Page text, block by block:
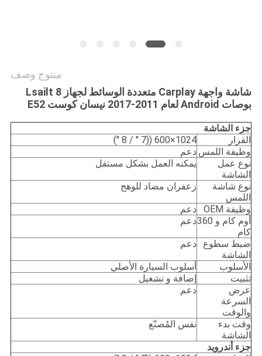
منتوج وصف
شاشة واجهة Carplay متعددة الوسائط لجهاز Lsailt 8
بوصات Android لعام 2011-2017 نيسان كوست E52
جزء الشاشة
القرار
1024×600 ((7 ′′ / 8 ′′)
وظيفة اللمس دعم
نوع عمل
الشاشة
يمكنه العمل بشكل مستقل
نوع شاشة
اللمس
زعفران مضاد للوهج
وظيفة OEM
دعم
أوم كام و 360
كام
دعم
ضبط سطوع
الشاشة
دعم
الأسلوب
أسلوب السيارة الأصلي
تثبيت
إضافة و تشغيل
عرض
السرعة
والوقت
دعم
وقت بدء
الشاشة
نفس المُصنّع
جزء أندرويد